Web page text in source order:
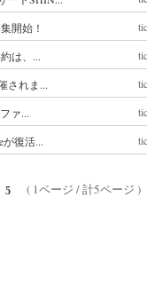
開始！
は、...
されま...
ァ...
が復活...
5 ( 1ページ / 計5ページ )